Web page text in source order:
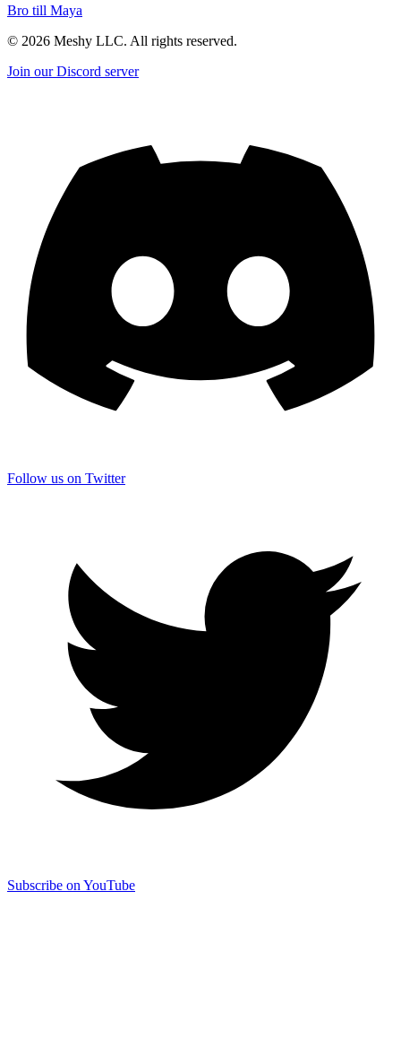
Bro till Maya
© 2026 Meshy LLC. All rights reserved.
Join our Discord server
Follow us on Twitter
Subscribe on YouTube